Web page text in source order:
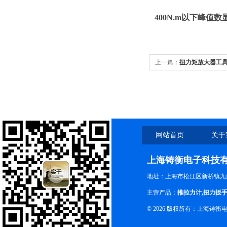
400N.m以下峰值数
上一篇： 扭力矩放大器工
网站首页 关
上海铸衡电子科技
地址：上海市松江区新桥镇
主营产品： 推拉力计,扭力扳手
© 2026 版权所有：上海铸衡